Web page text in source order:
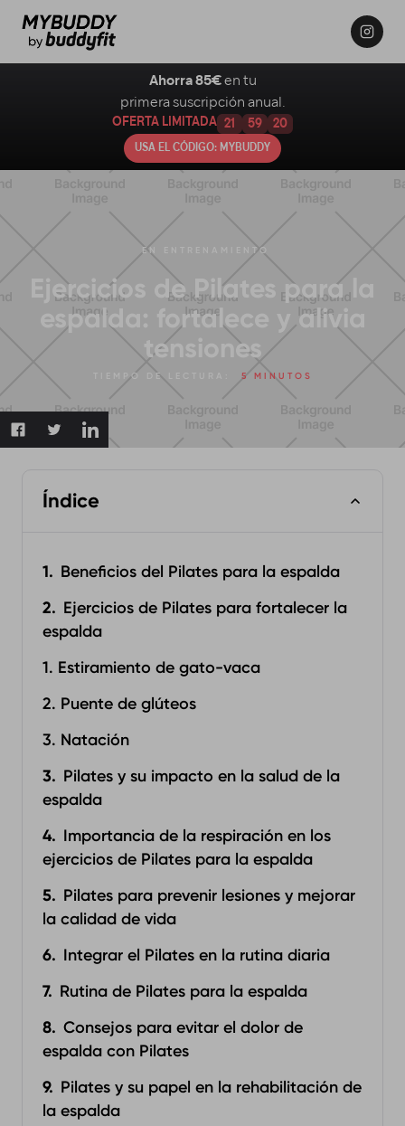
EN ENTRENAMIENTO
Ejercicios de Pilates para la
espalda: fortalece y alivia
tensiones
TIEMPO DE LECTURA: 5 MINUTOS
Índice
Beneficios del Pilates para la espalda
Ejercicios de Pilates para fortalecer la
espalda
1. Estiramiento de gato-vaca
2. Puente de glúteos
3. Natación
Pilates y su impacto en la salud de la
espalda
Importancia de la respiración en los
ejercicios de Pilates para la espalda
Pilates para prevenir lesiones y mejorar
la calidad de vida
Integrar el Pilates en la rutina diaria
Rutina de Pilates para la espalda
Consejos para evitar el dolor de
espalda con Pilates
Pilates y su papel en la rehabilitación de
la espalda
Ahorra 85€ en tu
primera suscripción anual.
OFERTA LIMITADA 21 59 19
USA EL CÓDIGO: MYBUDDY